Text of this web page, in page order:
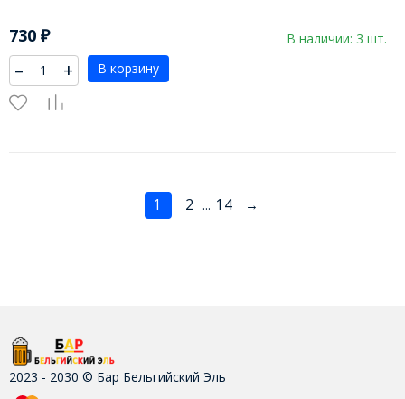
730 ₽ В наличии: 3 шт.
– + В корзину
1 2 ... 14 →
2023 - 2030 © Бар Бельгийский Эль